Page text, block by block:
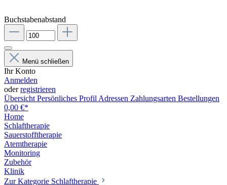
Buchstabenabstand
Menü schließen
Ihr Konto
Anmelden
oderregistrieren
Übersicht Persönliches Profil Adressen Zahlungsarten Bestellungen
0,00 €*
Home
Schlaftherapie
Sauerstofftherapie
Atemtherapie
Monitoring
Zubehör
Klinik
Zur Kategorie Schlaftherapie